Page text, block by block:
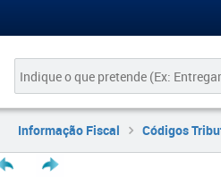
Informação Fiscal Códigos